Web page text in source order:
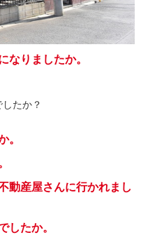
りましたか。
たか？
。
産屋さんに行かれまし
たか。